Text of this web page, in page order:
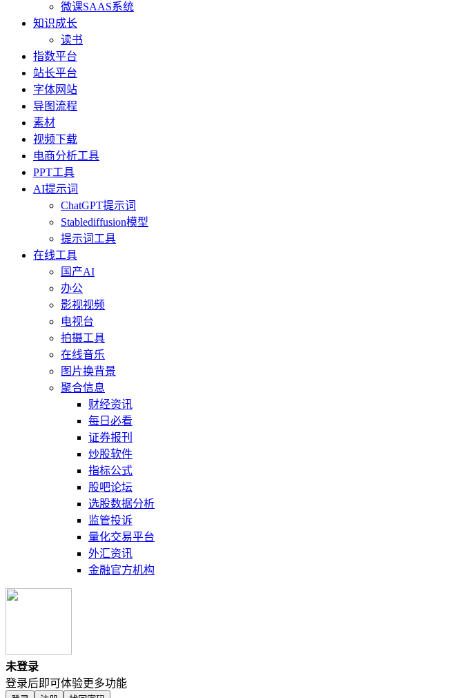
微课SAAS系统
知识成长
读书
指数平台
站长平台
字体网站
导图流程
素材
视频下载
电商分析工具
PPT工具
AI提示词
ChatGPT提示词
Stablediffusion模型
提示词工具
在线工具
国产AI
办公
影视视频
电视台
拍摄工具
在线音乐
图片换背景
聚合信息
财经资讯
每日必看
证券报刊
炒股软件
指标公式
股吧论坛
选股数据分析
监管投诉
量化交易平台
外汇资讯
金融官方机构
未登录
登录后即可体验更多功能